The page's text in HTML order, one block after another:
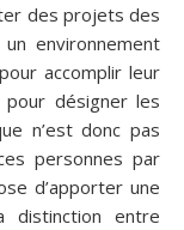
des projets des
environnement
accomplir leur
pour désigner les
n’est donc pas
personnes par
d’apporter une
distinction entre